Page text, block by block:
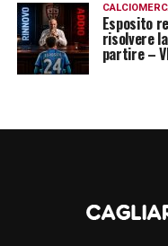
Esposito
risolvere
partire –